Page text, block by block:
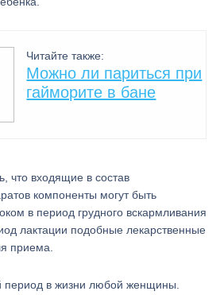
Читайте также:
Можно ли париться при
гайморите в бане
что входящие в состав
компоненты могут быть
в период грудного вскармливания
лактации подобные лекарственные
приема.
период в жизни любой женщины.